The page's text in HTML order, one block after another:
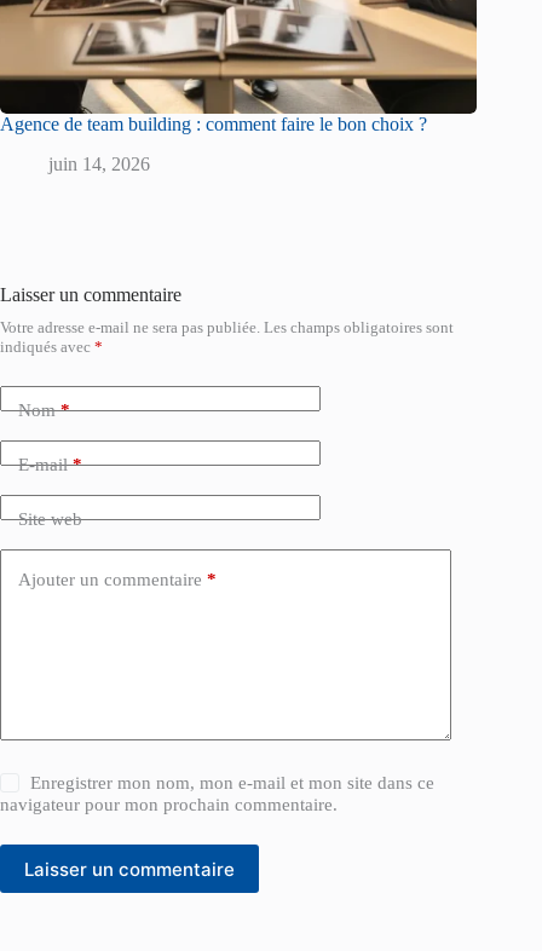
Agence de team building : comment faire le bon choix ?
juin 14, 2026
Laisser un commentaire
Votre adresse e-mail ne sera pas publiée. Les champs obligatoires sont
indiqués avec *
Nom*
E-mail*
Site web
Ajouter un commentaire *
Enregistrer mon nom, mon e-mail et mon site dans ce
navigateur pour mon prochain commentaire.
Laisser un commentaire